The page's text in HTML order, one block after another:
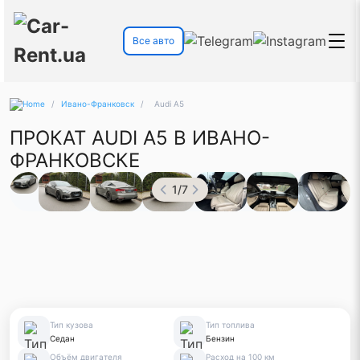
Все авто
/ Ивано-Франковск / Audi A5
ПРОКАТ AUDI A5 В ИВАНО-
ФРАНКОВСКЕ
1/7
Тип кузова
Седан
Тип топлива
Бензин
Объём двигателя
Расход на 100 км